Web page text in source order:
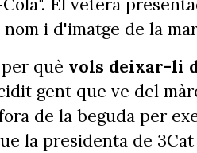
i d'imatge de la
què vols deixar-li
gent que ve del
de la beguda per
la presidenta de 3Cat